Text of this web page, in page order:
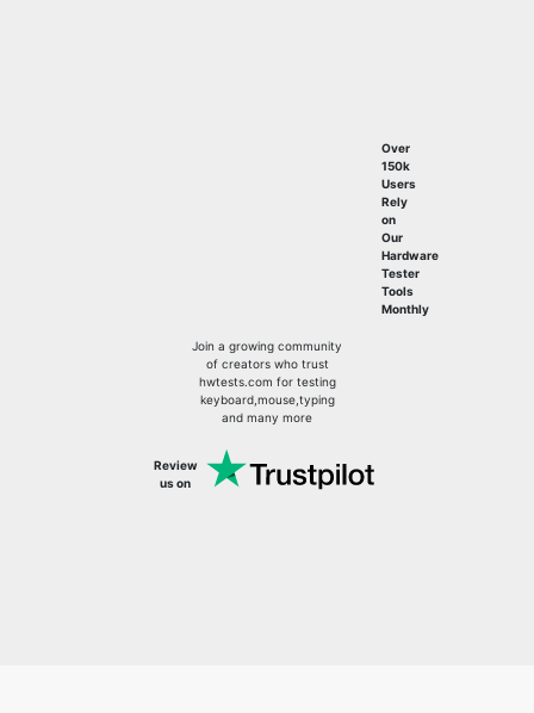
Over
150k
Users
Rely
on
Our
Hardware
Tester
Tools
Monthly
Join a growing community
of creators who trust
hwtests.com for testing
keyboard,mouse,typing
and many more
Review
us on